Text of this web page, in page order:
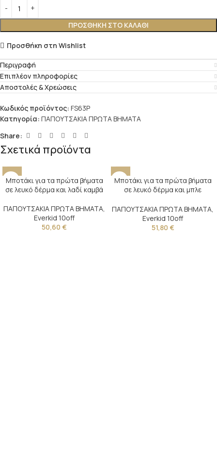
ΠΡΟΣΘΉΚΗ ΣΤΟ ΚΑΛΆΘΙ
Προσθήκη στη Wishlist
Περιγραφή
Επιπλέον πληροφορίες
Αποστολές & Χρεώσεις
Κωδικός προϊόντος: FS63P
Κατηγορία: ΠΑΠΟΥΤΣΑΚΙΑ ΠΡΩΤΑ ΒΗΜΑΤΑ
Share:
Σχετικά προϊόντα
Μποτάκι για τα πρώτα βήματα
σε λευκό δέρμα και λαδί καμβά
ΠΑΠΟΥΤΣΑΚΙΑ ΠΡΩΤΑ ΒΗΜΑΤΑ,
Everkid 10off
50,60 €
Μποτάκι για τα πρώτα βήματα
σε λευκό δέρμα και μπλε
ΠΑΠΟΥΤΣΑΚΙΑ ΠΡΩΤΑ ΒΗΜΑΤΑ,
Everkid 10off
51,80 €